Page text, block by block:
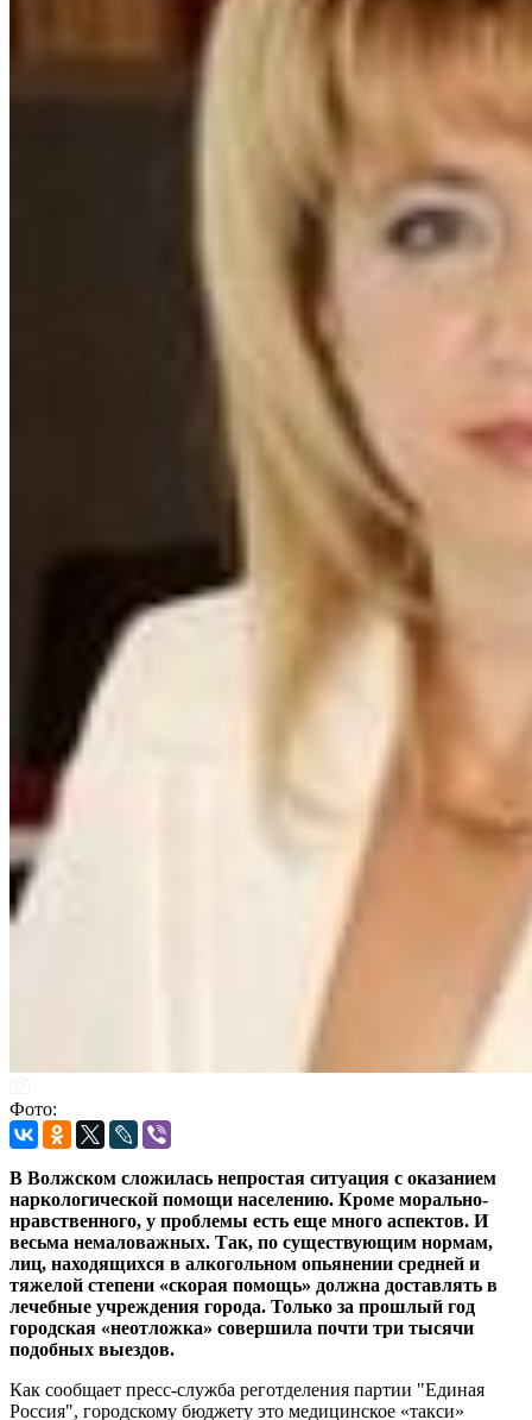
Фото:
В Волжском сложилась непростая ситуация с оказанием
наркологической помощи населению. Кроме морально-
нравственного, у проблемы есть еще много аспектов. И
весьма немаловажных. Так, по существующим нормам,
лиц, находящихся в алкогольном опьянении средней и
тяжелой степени «скорая помощь» должна доставлять в
лечебные учреждения города. Только за прошлый год
городская «неотложка» совершила почти три тысячи
подобных выездов.
Как сообщает пресс-служба реготделения партии "Единая
Россия", городскому бюджету это медицинское «такси»